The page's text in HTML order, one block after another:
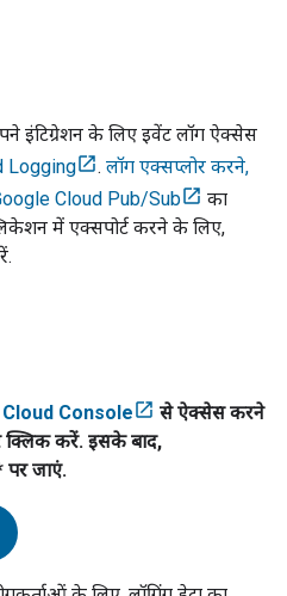
इंटिग्रेशन के लिए इवेंट लॉग ऐक्सेस
Logging . लॉग एक्सप्लोर करने,
Cloud Pub/Sub
का
में एक्सपोर्ट करने के लिए,
Console
से ऐक्सेस करने
क्लिक करें. इसके बाद,
पर जाएं.